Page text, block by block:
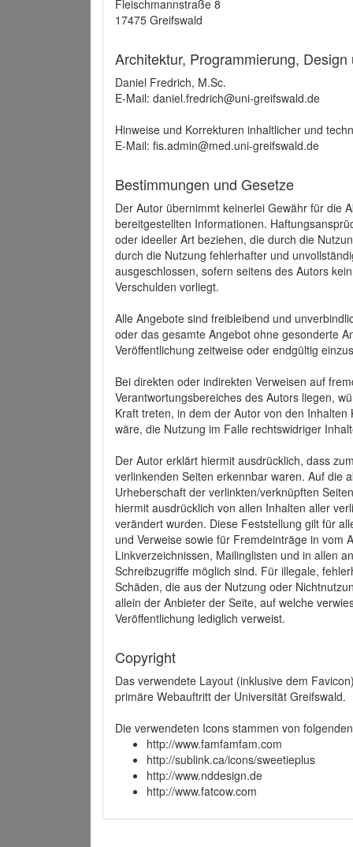
Fleischmannstraße 8
17475 Greifswald
Architektur, Programmierung,
Daniel Fredrich, M.Sc.
E-Mail: daniel.fredrich@uni-greifswald.de
Hinweise und Korrekturen inhaltlicher und
E-Mail: fis.admin@med.uni-greifswald.de
Bestimmungen und Gesetze
Der Autor übernimmt keinerlei Gewähr für die
bereitgestellten Informationen.
oder ideeller Art beziehen, die durch die
durch die Nutzung fehlerhafter und
ausgeschlossen, sofern seitens des Autors
Verschulden vorliegt.
Alle Angebote sind freibleibend und
oder das gesamte Angebot ohne gesonderte
Veröffentlichung zeitweise oder endgültig
Bei direkten oder indirekten Verweisen auf
Verantwortungsbereiches des Autors liegen,
Kraft treten, in dem der Autor von den
wäre, die Nutzung im Falle rechtswidriger
Der Autor erklärt hiermit ausdrücklich, dass
verlinkenden Seiten erkennbar waren. Auf die
Urheberschaft der verlinkten/verknüpften
hiermit ausdrücklich von allen Inhalten aller
verändert wurden. Diese Feststellung gilt für
und Verweise sowie für Fremdeinträge in vom
Linkverzeichnissen, Mailinglisten und in allen
Schreibzugriffe möglich sind. Für illegale,
Schäden, die aus der Nutzung oder
allein der Anbieter der Seite, auf welche
Veröffentlichung lediglich verweist.
Copyright
Das verwendete Layout (inklusive dem
primäre Webauftritt der Universität Greifswald.
Die verwendeten Icons stammen von
http://www.famfamfam.com
http://sublink.ca/icons/sweetieplus
http://www.nddesign.de
http://www.fatcow.com